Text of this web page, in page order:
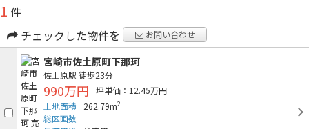
1 件
チェックした物件を
お問い合わせ
宮崎市佐土原町下那珂
佐土原駅 徒歩23分
990万円
坪単価：12.45万円
土地面積
262.79m2
総区画数